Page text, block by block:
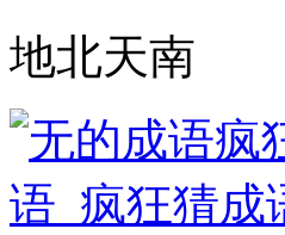
地北天南